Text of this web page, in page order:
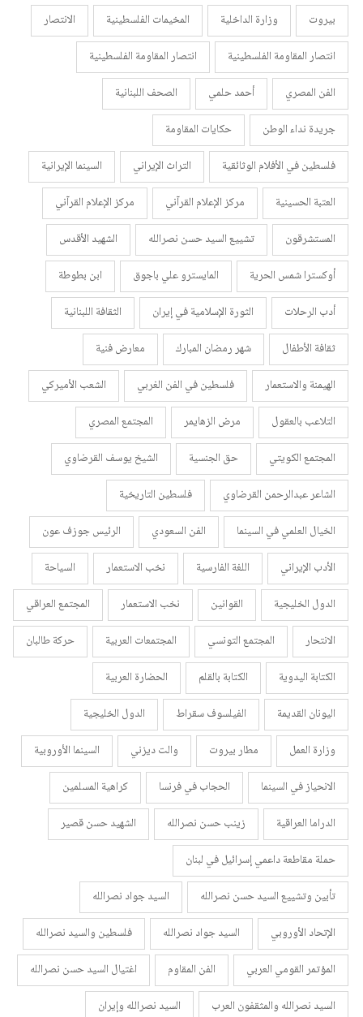
بيروت
وزارة الداخلية المخيمات الفلسطينية
الانتصار
انتصار المقاومة الفلسطينية
انتصار المقاومة الفلسطينية
الفن المصري
أحمد حلمي
الصحف اللبنانية
جريدة نداء الوطن
حكايات المقاومة
فلسطين في الأفلام الوثائقية
التراث الإيراني
السينما الإيرانية
العتبة الحسينية
مركز الإعلام القرآني
مركز الإعلام القرآني
المستشرقون
تشييع السيد حسن نصرالله
الشهيد الأقدس
أوكسترا شمس الحرية
المايسترو علي باجوق
ابن بطوطة
أدب الرحلات
الثورة الإسلامية في إيران
الثقافة اللبنانية
ثقافة الأطفال
شهر رمضان المبارك
معارض فنية
الهيمنة والاستعمار
فلسطين في الفن الغربي
الشعب الأميركي
التلاعب بالعقول
مرض الزهايمر
المجتمع المصري
المجتمع الكويتي
حق الجنسية
الشيخ يوسف القرضاوي
الشاعر عبدالرحمن القرضاوي
فلسطين التاريخية
الخيال العلمي في السينما
الفن السعودي
الرئيس جوزف عون
الأدب الإيراني
اللغة الفارسية نخب الاستعمار
السياحة
الدول الخليجية
القوانين نخب الاستعمار
المجتمع العراقي
الانتحار
المجتمع التونسي المجتمعات العربية
حركة طالبان
الكتابة اليدوية
الكتابة بالقلم
الحضارة العربية
اليونان القديمة
الفيلسوف سقراط
الدول الخليجية
وزارة العمل
مطار بيروت والت ديزني
السينما الأوروبية
الانحياز في السينما
الحجاب في فرنسا
كراهية المسلمين
الدراما العراقية
زينب حسن نصرالله
الشهيد حسن قصير
حملة مقاطعة داعمي إسرائيل في لبنان
تأبين وتشييع السيد حسن نصرالله
السيد جواد نصرالله
الإتحاد الأوروبي
السيد جواد نصرالله
فلسطين والسيد نصرالله
المؤتمر القومي العربي
الفن المقاوم
اغتيال السيد حسن نصرالله
السيد نصرالله والمثقفون العرب
السيد نصرالله وإيران